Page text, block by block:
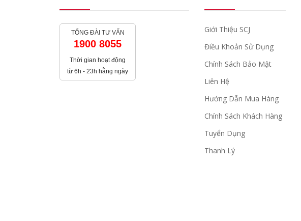
TỔNG ĐÀI TƯ VẤN
1900 8055
Thời gian hoạt động
từ 6h - 23h hằng ngày
Giới Thiệu SCJ
Điều Khoản Sử Dụng
Chính Sách Bảo Mật
Liên Hệ
Hướng Dẫn Mua Hàng
Chính Sách Khách Hàng
Tuyển Dụng
Thanh Lý